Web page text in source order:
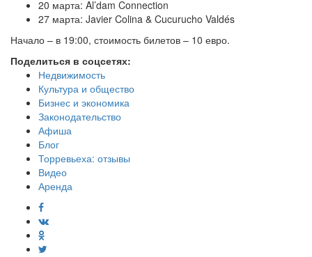
20 марта: Al’dam Connection
27 марта: Javier Colina & Cucurucho Valdés
Начало – в 19:00, стоимость билетов – 10 евро.
Поделиться в соцсетях:
Недвижимость
Культура и общество
Бизнес и экономика
Законодательство
Афиша
Блог
Торревьеха: отзывы
Видео
Аренда